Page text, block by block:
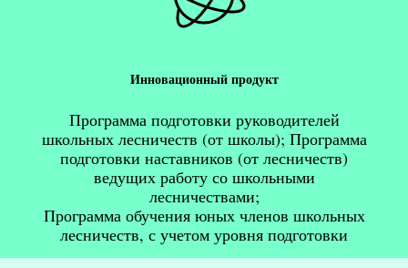
Инновационный продукт
Программа подготовки руководителей
школьных лесничеств (от школы); Программа
подготовки наставников (от лесничеств)
ведущих работу со школьными
лесничествами;
Программа обучения юных членов школьных
лесничеств, с учетом уровня подготовки